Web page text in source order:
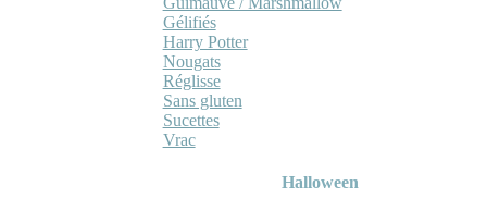
Gélifiés
Harry Potter
Nougats
Réglisse
Sans gluten
Sucettes
Vrac
Halloween